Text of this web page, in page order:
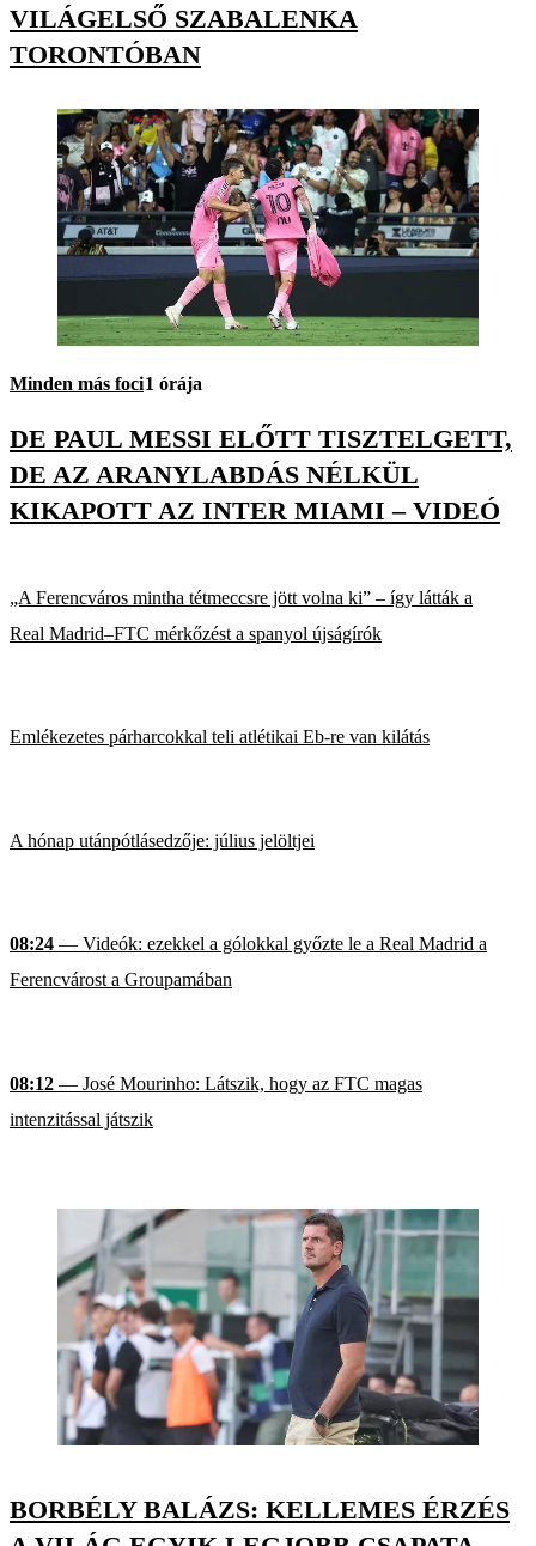
VILÁGELSŐ SZABALENKA
TORONTÓBAN
Minden más foci1 órája
DE PAUL MESSI ELŐTT TISZTELGETT,
DE AZ ARANYLABDÁS NÉLKÜL
KIKAPOTT AZ INTER MIAMI – VIDEÓ
„A Ferencváros mintha tétmeccsre jött volna ki” – így látták a
Real Madrid–FTC mérkőzést a spanyol újságírók
Emlékezetes párharcokkal teli atlétikai Eb-re van kilátás
A hónap utánpótlásedzője: július jelöltjei
08:24 — Videók: ezekkel a gólokkal győzte le a Real Madrid a
Ferencvárost a Groupamában
08:12 — José Mourinho: Látszik, hogy az FTC magas
intenzitással játszik
BORBÉLY BALÁZS: KELLEMES ÉRZÉS